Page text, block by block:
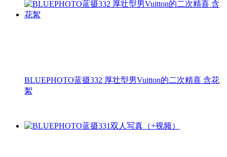
BLUEPHOTO蓝摄332 厚壮型男Vuitton的二次精喜 含花
絮